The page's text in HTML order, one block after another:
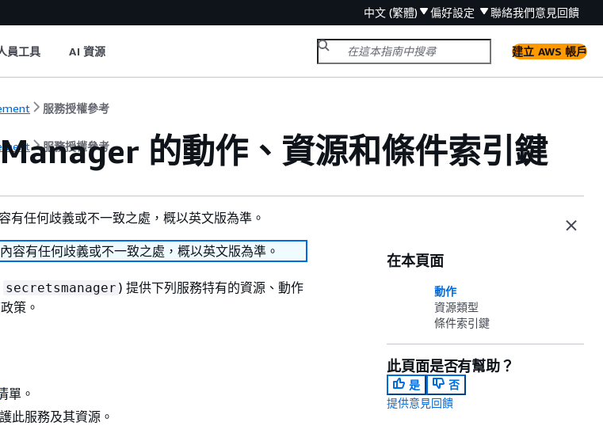
中文 (繁體) 偏好設定 聯絡我們意見回饋
員工具 AI 資源 建立 AWS 帳戶
服務授權參考
服務授權參考 的動作、資源和條件索引鍵
有任何歧義或不一致之處，概以英文版為準。
容有任何歧義或不一致之處，概以英文版為準。
secretsmanager ) 提供下列服務特有的資源、動作
策。
單。
此服務及其資源。
在本頁面
動作
資源類型
條件索引鍵
此頁面是否有幫助？
是
否
提供意見回饋